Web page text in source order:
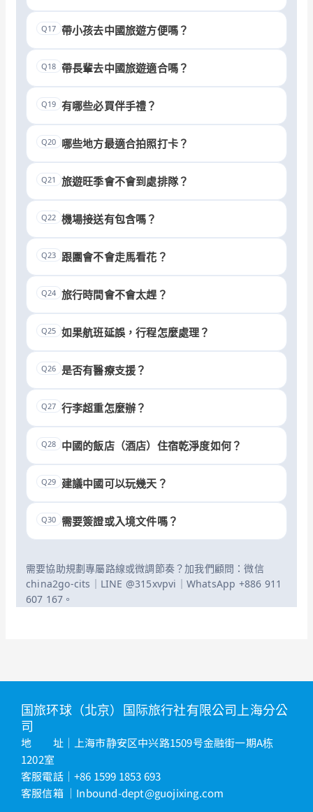
Q17 帶小孩去中國旅遊方便嗎？
Q18 帶長輩去中國旅遊適合嗎？
Q19 有哪些必買伴手禮？
Q20 哪些地方最適合拍照打卡？
Q21 旅遊旺季會不會到處排隊？
Q22 機場接送有包含嗎？
Q23 跟團會不會走馬看花？
Q24 旅行時間會不會太趕？
Q25 如果航班延誤，行程怎麼處理？
Q26 是否有醫療支援？
Q27 行李超重怎麼辦？
Q28 中國的飯店（酒店）住宿乾淨度如何？
Q29 建議中國可以玩幾天？
Q30 需要簽證或入境文件嗎？
需要協助規劃專屬路線或微調節奏？加我們顧問：微信
china2go-cits｜LINE @315xvpvi｜WhatsApp +886 911
607 167。
国旅环球（北京）国际旅行社有限公司上海分公
司
地 址｜上海市静安区中兴路1509号金融街一期A栋
1202室
客服電話｜+86 1599 1853 693
客服信箱 ｜ Inbound-dept@guojixing.com